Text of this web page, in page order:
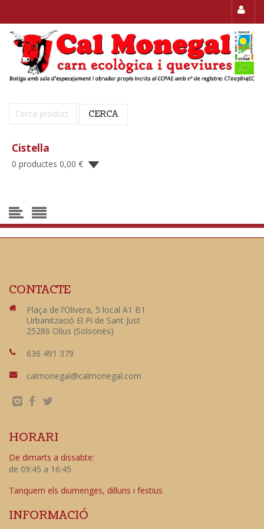
Cerca: CERCA
Cistella
0 productes 0,00 €
CONTACTE
Plaça de l’Olivera, 5 local A1 B1
Urbanització El Pi de Sant Just
25286 Olius (Solsonès)
636 491 379
calmonegal@calmonegal.com
HORARI
De dimarts a dissabte:
de 09:45 a 16:45
Tanquem els diumenges, dilluns i festius
INFORMACIÓ